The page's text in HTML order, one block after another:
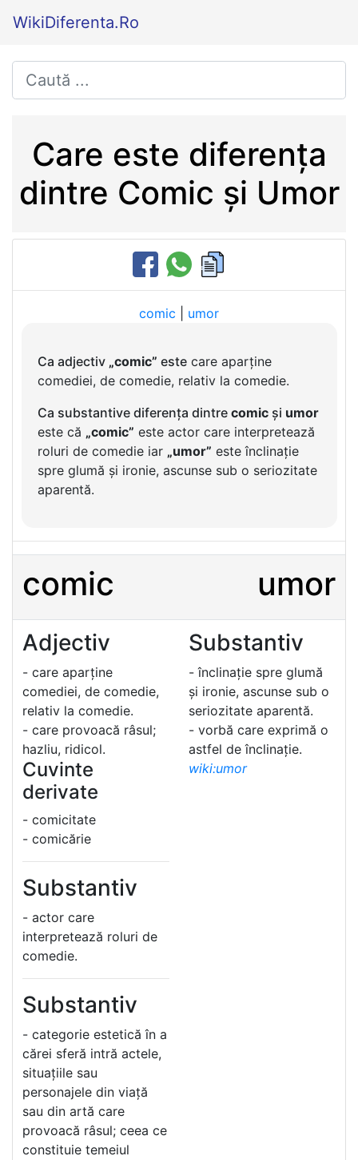
WikiDiferenta.Ro
Care este diferența
dintre Comic și Umor
comic umor
Ca adjectiv „comic” estecare aparține
comediei, de comedie, relativ la comedie.
Ca substantive diferența dintre comicși umor
este că „comic” este actor care interpretează
roluri de comedie iar „umor” este înclinație
spre glumă și ironie, ascunse sub o seriozitate
aparentă.
comic umor
Adjectiv
- care aparține
comediei, de comedie,
relativ la comedie.
- care provoacă râsul;
hazliu, ridicol.
Cuvinte
derivate
- comicitate
- comicărie
Substantiv
- actor care
interpretează roluri de
comedie.
Substantiv
- categorie estetică în a
cărei sferă intră actele,
situațiile sau
personajele din viață
sau din artă care
provoacă râsul; ceea ce
constituie temeiul
Substantiv
- înclinație spre glumă
și ironie, ascunse sub o
seriozitate aparentă.
- vorbă care exprimă o
astfel de înclinație.
wiki:umor